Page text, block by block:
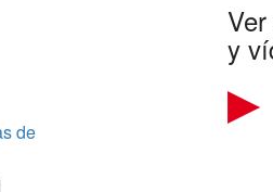
y